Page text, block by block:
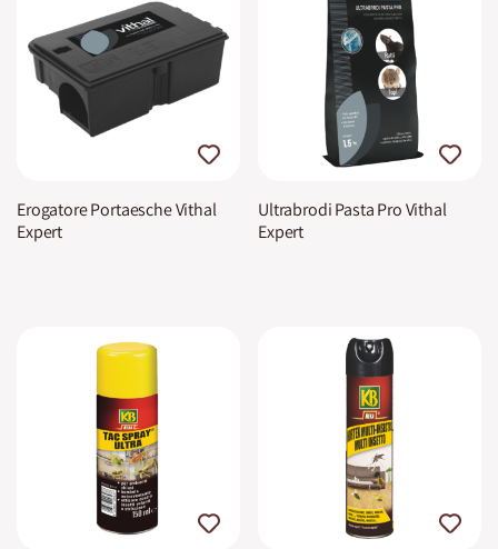
Erogatore Portaesche Vithal
Expert
Ultrabrodi Pasta Pro Vithal
Expert